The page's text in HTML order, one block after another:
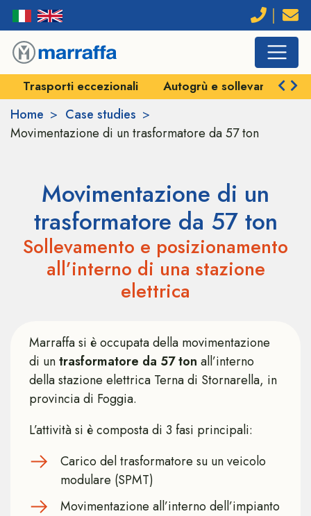
Trasporti eccezionali Autogrù e sollevamenti
Home
Case studies
Movimentazione di un trasformatore da 57 ton
Movimentazione di un
trasformatore da 57 ton
Sollevamento e posizionamento
all’interno di una stazione
elettrica
Marraffa si è occupata della movimentazione
di untrasformatore da 57 ton all’interno
della stazione elettrica Terna di Stornarella, in
provincia di Foggia.
L’attività si è composta di 3 fasi principali:
Carico del trasformatore su un veicolo
modulare (SPMT)
Movimentazione all’interno dell’impianto